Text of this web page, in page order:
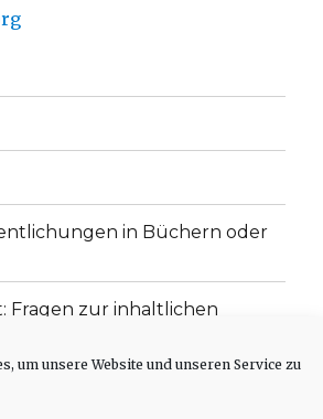
um unsere Website und unseren Service zu
in Büchern oder
Fragen zur inhaltlichen